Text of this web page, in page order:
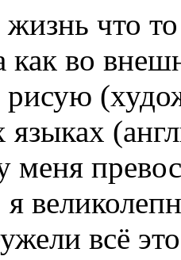
что
как во
языках
меня
я
всё